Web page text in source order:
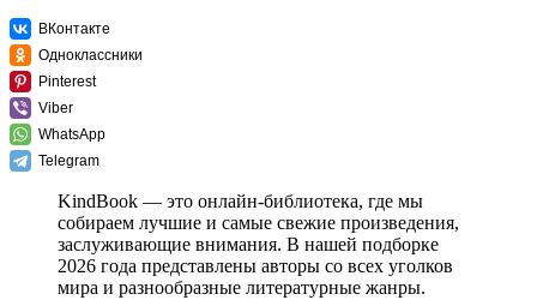
ВКонтакте
Одноклассники
Pinterest
Viber
WhatsApp
Telegram
KindBook — это онлайн-библиотека, где мы
собираем лучшие и самые свежие произведения,
заслуживающие внимания. В нашей подборке
2026 года представлены авторы со всех уголков
мира и разнообразные литературные жанры.